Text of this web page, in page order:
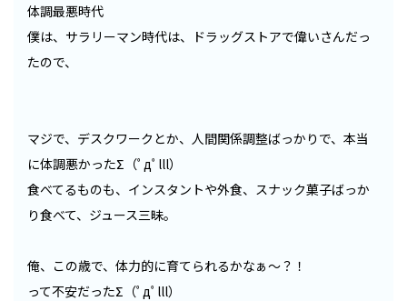
体調最悪時代
僕は、サラリーマン時代は、ドラッグストアで偉いさんだっ
たので、
マジで、デスクワークとか、人間関係調整ばっかりで、本当
に体調悪かったΣ（ﾟдﾟlll）
食べてるものも、インスタントや外食、スナック菓子ばっか
り食べて、ジュース三昧。
俺、この歳で、体力的に育てられるかなぁ〜？！
って不安だったΣ（ﾟдﾟlll）